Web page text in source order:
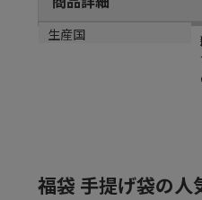
商品説明
メーカー品番
サイズ
生産国
福袋 手提げ袋の人